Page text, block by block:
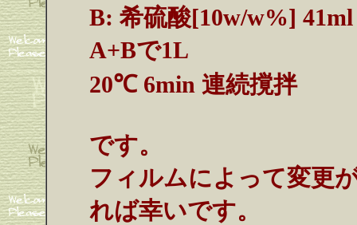
B: 希硫酸[10w/w%] 41ml
A+Bで1L
20℃ 6min 連続撹拌
です。
フィルムによって変更
れば幸いです。